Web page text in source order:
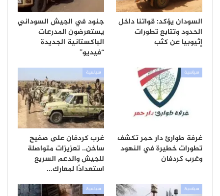
السودان يؤكد: قواتنا داخل
الحدود وتتابع تطورات
إثيوبيا عن كثب
جنود في الجيش السوداني
يستعرضون المدرعات
الباكستانية الجديدة
“فيديو”
سياسية
غرفة طوارئ دار حمر تكشف
تطورات خطيرة في النهود
وغرب كردفان
سياسية
غرب كردفان على صفيح
ساخن.. تعزيزات متواصلة
للجيش والدعم السريع
استعدادًا لمعارك…
سياسية سياسية